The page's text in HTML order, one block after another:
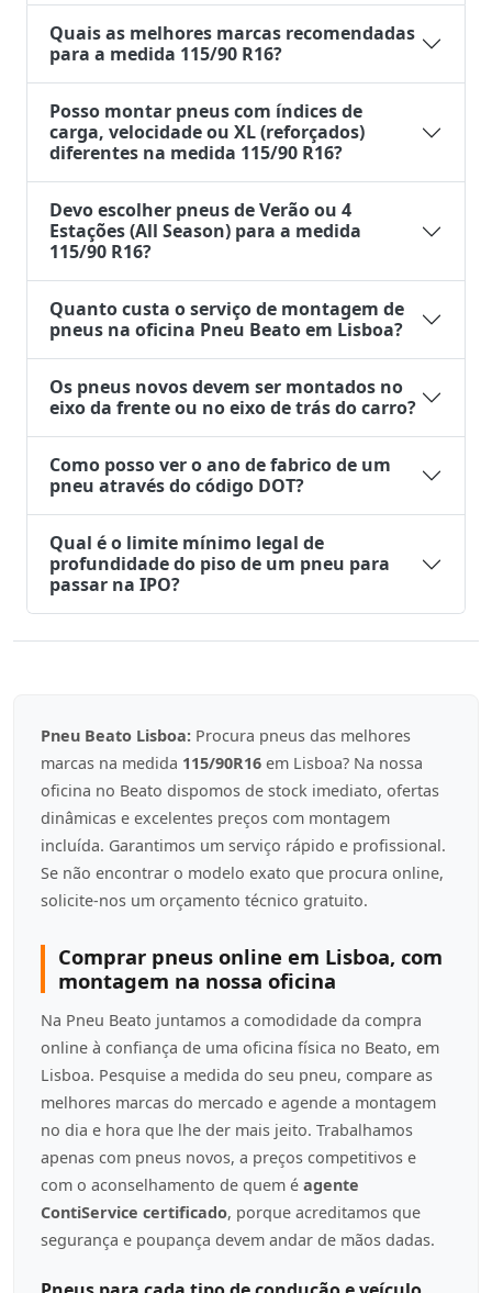
Quais as melhores marcas recomendadas
para a medida 115/90 R16?
Posso montar pneus com índices de
carga, velocidade ou XL (reforçados)
diferentes na medida 115/90 R16?
Devo escolher pneus de Verão ou 4
Estações (All Season) para a medida
115/90 R16?
Quanto custa o serviço de montagem de
pneus na oficina Pneu Beato em Lisboa?
Os pneus novos devem ser montados no
eixo da frente ou no eixo de trás do carro?
Como posso ver o ano de fabrico de um
pneu através do código DOT?
Qual é o limite mínimo legal de
profundidade do piso de um pneu para
passar na IPO?
Pneu Beato Lisboa: Procura pneus das melhores
marcas na medida 115/90R16 em Lisboa? Na nossa
oficina no Beato dispomos de stock imediato, ofertas
dinâmicas e excelentes preços com montagem
incluída. Garantimos um serviço rápido e profissional.
Se não encontrar o modelo exato que procura online,
solicite-nos um orçamento técnico gratuito.
Comprar pneus online em Lisboa, com
montagem na nossa oficina
Na Pneu Beato juntamos a comodidade da compra
online à confiança de uma oficina física no Beato, em
Lisboa. Pesquise a medida do seu pneu, compare as
melhores marcas do mercado e agende a montagem
no dia e hora que lhe der mais jeito. Trabalhamos
apenas com pneus novos, a preços competitivos e
com o aconselhamento de quem é agente
ContiService certificado, porque acreditamos que
segurança e poupança devem andar de mãos dadas.